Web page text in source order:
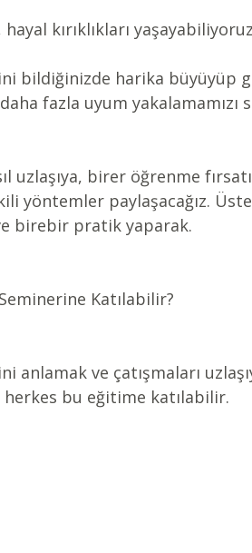
kırıklıkları
bildiğinizde harika büyüyüp
fazla uyum yakalamamızı
uzlaşıya, birer öğrenme
yöntemler paylaşacağız.
birebir pratik yaparak.
Katılabilir?
anlamak ve çatışmaları
bu eğitime katılabilir.